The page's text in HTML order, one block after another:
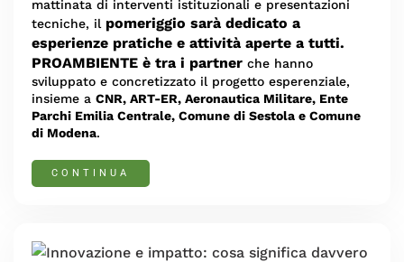
mattinata di interventi istituzionali e presentazioni
tecniche, il pomeriggio sarà dedicato a
esperienze pratiche e attività aperte a tutti.
PROAMBIENTE è tra i partner che hanno
sviluppato e concretizzato il progetto esperenziale,
insieme a CNR, ART-ER, Aeronautica Militare, Ente
Parchi Emilia Centrale, Comune di Sestola e Comune
di Modena.
CONTINUA